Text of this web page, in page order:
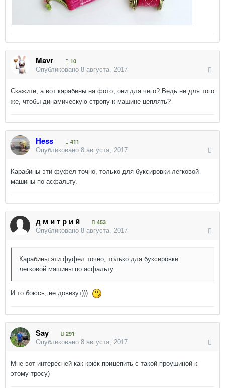
Mavr
10
Опубликовано 8 августа, 2017
Скажите, а вот карабины на фото, они для чего? Ведь не для того
же, чтобы динамическую стропу к машине цеплять?
Hess
411
Опубликовано 8 августа, 2017
Карабины эти фуфел точно, только для буксировки легковой
машины по асфальту.
д м и т р и й
453
Опубликовано 8 августа, 2017
Карабины эти фуфел точно, только для буксировки
легковой машины по асфальту.
И то боюсь, не довезут)))
Say
291
Опубликовано 8 августа, 2017
Мне вот интересней как крюк прицепить с такой проушиной к
этому тросу)